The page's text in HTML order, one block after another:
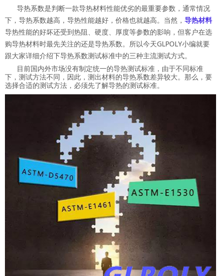
导热系数是判断一款导热材料性能优劣的最重要参数，通常情况
下，导热系数越高，导热性能越好，价格也就越高。当然， 导热材料
导热性能的好坏还受到热阻、硬度、厚度等参数的影响，但客户在选
购导热材料时最先关注的还是导热系数。所以今天GLPOLY小编就要
跟大家详细介绍下导热系数测试标准中的三种主流测试方式。
目前国内外市场没有制定统一的导热测试标准，由于不同标准
下，测试方法不同，因此，测出材料的导热系数差异较大。那么，要
选择合适的测试方法，必须先了解导热的测试标准。